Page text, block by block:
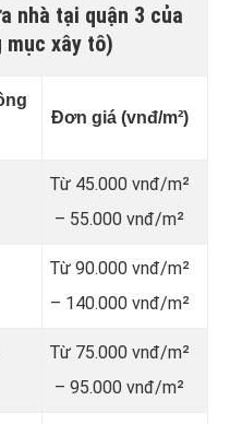
nhà tại quận 3 của
mục xây tô)
Đơn giá (vnđ/m²)
Từ 45.000 vnđ/m²
– 55.000 vnđ/m²
Từ 90.000 vnđ/m²
– 140.000 vnđ/m²
Từ 75.000 vnđ/m²
– 95.000 vnđ/m²